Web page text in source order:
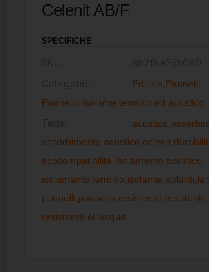
Celenit AB/F
SPECIFICHE
Edilizia Pannelli
Pannello isolante termico ed acustico
acustico
assorbimento acustico celenit
ecocompatibilità Isolamento acustico
isolamento termico isolante isolanti
pannelli pannello resistente
resistente all'acqua